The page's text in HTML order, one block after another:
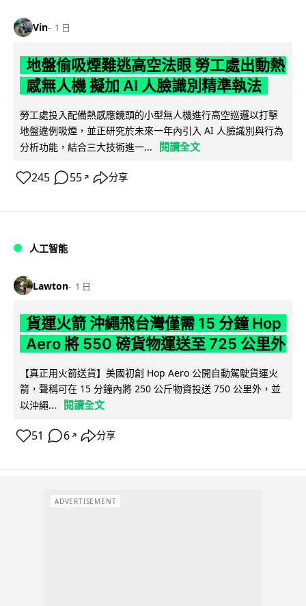
Vin 1 日
地盤偷吸煙難逃高空法眼 勞工處出動熱
感無人機 擬加 AI 人臉識別精準執法
勞工處投入配備熱感應鏡頭的小型無人機進行高空巡邏以打擊
地盤違例吸煙，並正研究於未來一年內引入 AI 人臉識別與行為
分析功能，結合三大技術進一...
閱讀全文
245 55 ↗ 分享
人工智能
Lawton 1 日
貨運火箭 沖繩飛台灣僅需 15 分鐘 Hop
Aero 將 550 磅貨物運送至 725 公里外
【真正用火箭送貨】美國初創 Hop Aero 公開自動駕駛貨運火
箭，聲稱可在 15 分鐘內將 250 公斤物資投送 750 公里外，並
以沖繩...
閱讀全文
51 6 ↗ 分享
ADVERTISEMENT